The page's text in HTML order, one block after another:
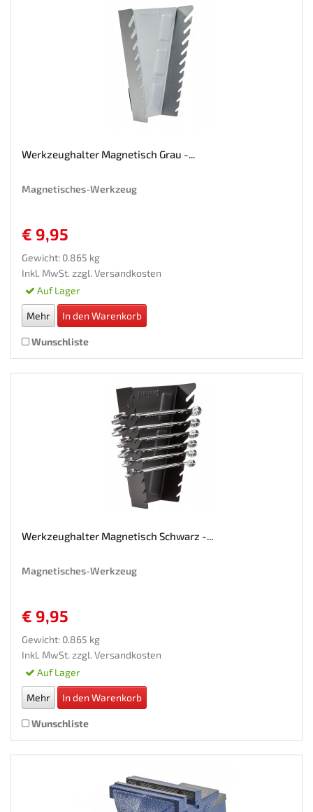
Werkzeughalter Magnetisch Grau -...
Magnetisches-Werkzeug
€ 9,95
Gewicht: 0.865 kg
Inkl. MwSt. zzgl. Versandkosten
Auf Lager
Mehr In den Warenkorb
Wunschliste
Werkzeughalter Magnetisch Schwarz -...
Magnetisches-Werkzeug
€ 9,95
Gewicht: 0.865 kg
Inkl. MwSt. zzgl. Versandkosten
Auf Lager
Mehr In den Warenkorb
Wunschliste